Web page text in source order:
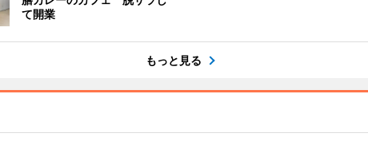
て開業
もっと見る